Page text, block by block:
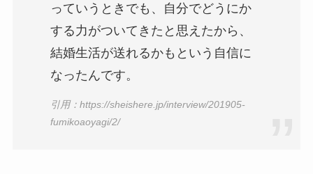
っていうときでも、自分でどうにか
する力がついてきたと思えたから、
結婚生活が送れるかもという自信に
なったんです。
引用：https://sheishere.jp/interview/201905-
fumikoaoyagi/2/